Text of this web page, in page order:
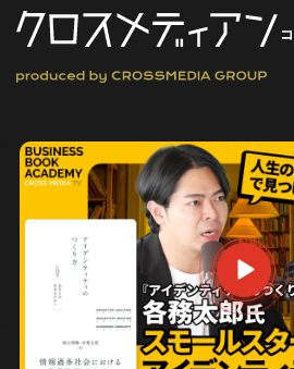
マガジン
新刊ができるまで
EVENT
MY WORK